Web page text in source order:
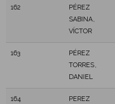
162
PÉREZ
SABINA,
VÍCTOR
163
PÉREZ
TORRES,
DANIEL
164
PEREZ